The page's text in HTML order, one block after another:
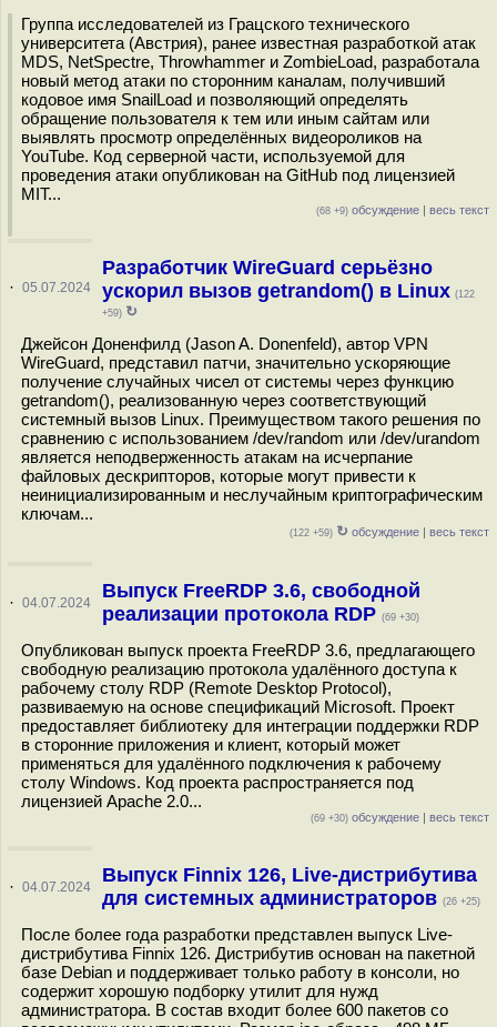
Группа исследователей из Грацского технического
университета (Австрия), ранее известная разработкой атак
MDS, NetSpectre, Throwhammer и ZombieLoad, разработала
новый метод атаки по сторонним каналам, получивший
кодовое имя SnailLoad и позволяющий определять
обращение пользователя к тем или иным сайтам или
выявлять просмотр определённых видеороликов на
YouTube. Код серверной части, используемой для
проведения атаки опубликован на GitHub под лицензией
MIT...
(68 +9) обсуждение | весь текст
· 05.07.2024
Разработчик WireGuard серьёзно
ускорил вызов getrandom() в Linux (122
+59) ↻
Джейсон Доненфилд (Jason A. Donenfeld), автор VPN
WireGuard, представил патчи, значительно ускоряющие
получение случайных чисел от системы через функцию
getrandom(), реализованную через соответствующий
системный вызов Linux. Преимуществом такого решения по
сравнению с использованием /dev/random или /dev/urandom
является неподверженность атакам на исчерпание
файловых дескрипторов, которые могут привести к
неинициализированным и неслучайным криптографическим
ключам...
(122 +59) ↻ обсуждение | весь текст
· 04.07.2024
Выпуск FreeRDP 3.6, свободной
реализации протокола RDP (69 +30)
Опубликован выпуск проекта FreeRDP 3.6, предлагающего
свободную реализацию протокола удалённого доступа к
рабочему столу RDP (Remote Desktop Protocol),
развиваемую на основе спецификаций Microsoft. Проект
предоставляет библиотеку для интеграции поддержки RDP
в сторонние приложения и клиент, который может
применяться для удалённого подключения к рабочему
столу Windows. Код проекта распространяется под
лицензией Apache 2.0...
(69 +30) обсуждение | весь текст
· 04.07.2024
Выпуск Finnix 126, Live-дистрибутива
для системных администраторов (26 +25)
После более года разработки представлен выпуск Live-
дистрибутива Finnix 126. Дистрибутив основан на пакетной
базе Debian и поддерживает только работу в консоли, но
содержит хорошую подборку утилит для нужд
администратора. В состав входит более 600 пакетов со